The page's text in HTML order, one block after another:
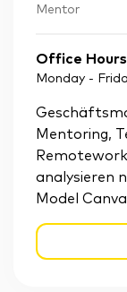
Mentor
Office Hours
Monday -
Mentoring,
analysieren
Model